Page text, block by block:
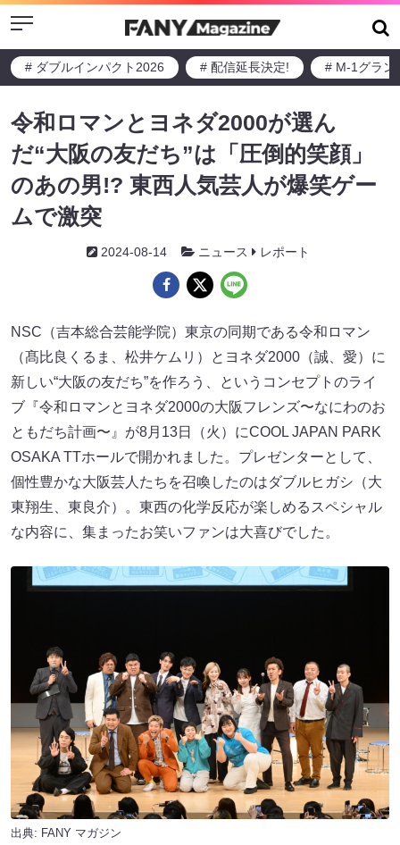
Menu
# ダブルインパクト2026 # 配信延長決定! # M-1グラン
令和ロマンとヨネダ2000が選ん
だ“大阪の友だち”は「圧倒的笑顔」
のあの男!? 東西人気芸人が爆笑ゲー
ムで激突
2024-08-14 ニュース レポート
NSC（吉本総合芸能学院）東京の同期である令和ロマン
（髙比良くるま、松井ケムリ）とヨネダ2000（誠、愛）に
新しい“大阪の友だち”を作ろう、というコンセプトのライ
ブ『令和ロマンとヨネダ2000の大阪フレンズ〜なにわのお
ともだち計画〜』が8月13日（火）にCOOL JAPAN PARK
OSAKA TTホールで開かれました。プレゼンターとして、
個性豊かな大阪芸人たちを召喚したのはダブルヒガシ（大
東翔生、東良介）。東西の化学反応が楽しめるスペシャル
な内容に、集まったお笑いファンは大喜びでした。
出典: FANY マガジン